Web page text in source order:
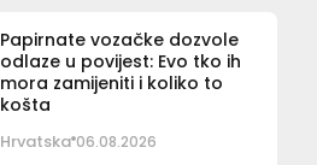
Papirnate vozačke dozvole
odlaze u povijest: Evo tko ih
mora zamijeniti i koliko to
košta
Hrvatska 06.08.2026